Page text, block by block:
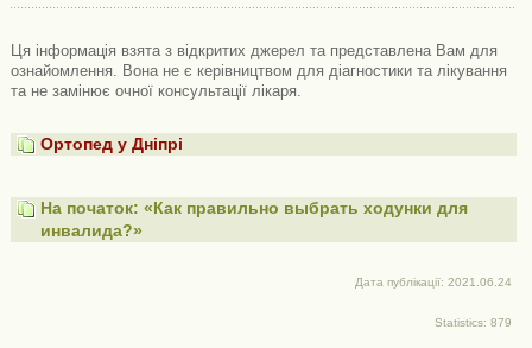
Ця інформація взята з відкритих джерел та представлена ​​Вам для
ознайомлення. Вона не є керівництвом для діагностики та лікування
та не замінює очної консультації лікаря.
Ортопед у Дніпрі
На початок: «Как правильно выбрать ходунки для
инвалида?»
Дата публікації: 2021.06.24
Statistics: 879